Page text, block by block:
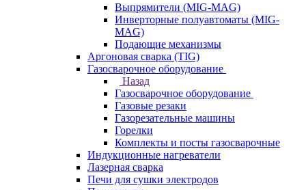
Выпрямители (MIG-MAG)
Инверторные полуавтоматы (MIG-
MAG)
Подающие механизмы
Аргоновая сварка (TIG)
Газосварочное оборудование
Назад
Газосварочное оборудование
Газовые резаки
Газорезательные машины
Горелки
Комплекты и посты газосварочные
Индукционные нагреватели
Лазерная сварка
Печи для сушки электродов